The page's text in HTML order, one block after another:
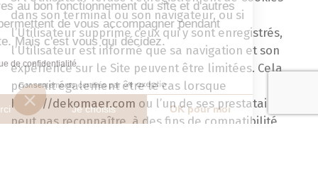
dans son terminal ou son navigateur, ou si
l’Utilisateur supprime ceux qui y sont enregistrés,
l’Utilisateur est informé que sa navigation et son
expérience sur le Site peuvent être limitées. Cela
pourrait également être le cas lorsque
https://dekomaer.com ou l’un de ses prestataires ne
peut pas reconnaître, à des fins de compatibilité
nécessaires au bon fonctionnement du site et d'autres
qui nous permettent de vous accompagner pendant
votre visite. Mais c'est vous qui décidez.
Lire la politique de confidentialité
Consentements certifiés par
Non merci Je choisis
OK pour moi